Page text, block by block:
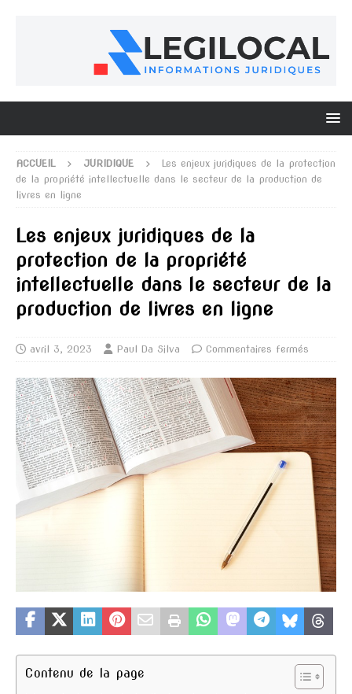
ACCUEIL JURIDIQUE
Les enjeux juridiques de la protection
de la propriété intellectuelle dans le secteur de la production de
livres en ligne
Les enjeux juridiques de la
protection de la propriété
intellectuelle dans le secteur de la
production de livres en ligne
avril 3, 2023 Paul Da Silva Commentaires fermés
Contenu de la page